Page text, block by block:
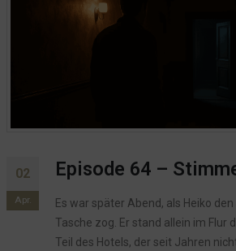
02
Apr.
Episode 64 –
Es war später Abend, als Heiko
Tasche zog. Er stand allein im Flur
Teil des Hotels, der seit Jahren